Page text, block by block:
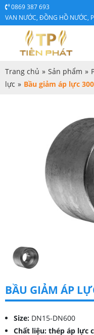
0869 387 693
VAN NƯỚC, ĐỒNG HỒ NƯỚC,
Trang chủ » Sản phẩm »
lực » Bầu giảm áp lực
BẦU GIẢM ÁP
Size: DN15-DN600
Chất liệu: thép áp lực